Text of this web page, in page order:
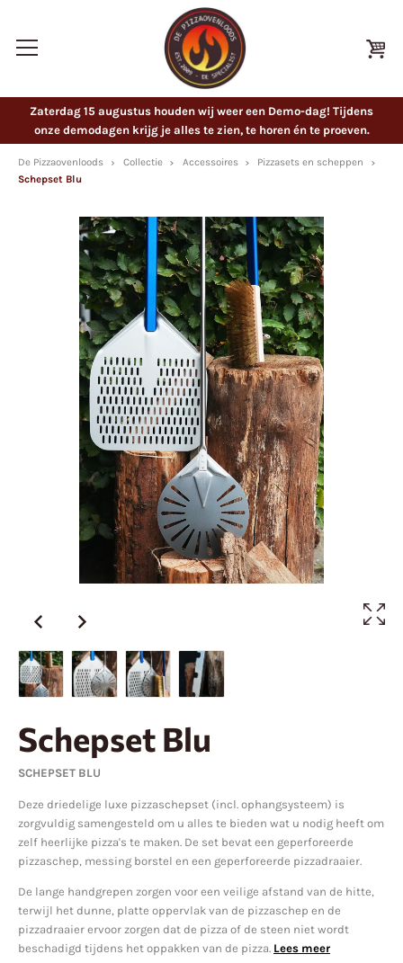
Zaterdag 15 augustus houden wij weer een Demo-dag! Tijdens
onze demodagen krijg je alles te zien, te horen én te proeven.
De Pizzaovenloods Collectie Accessoires
Pizzasets en scheppen
Schepset Blu
Schepset Blu
SCHEPSET BLU
Deze driedelige luxe pizzaschepset (incl. ophangsysteem) is
zorgvuldig samengesteld om u alles te bieden wat u nodig heeft om
zelf heerlijke pizza's te maken. De set bevat een geperforeerde
pizzaschep, messing borstel en een geperforeerde pizzadraaier.
De lange handgrepen zorgen voor een veilige afstand van de hitte,
terwijl het dunne, platte oppervlak van de pizzaschep en de
pizzadraaier ervoor zorgen dat de pizza of de steen niet wordt
beschadigd tijdens het oppakken van de pizza. Lees meer